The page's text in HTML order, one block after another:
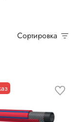
Сортировка